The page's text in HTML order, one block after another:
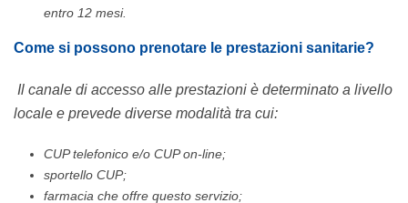
entro 12 mesi.
Come si possono prenotare le prestazioni sanitarie?
Il canale di accesso alle prestazioni è determinato a livello
locale e prevede diverse modalità tra cui:
CUP telefonico e/o CUP on-line;
sportello CUP;
farmacia che offre questo servizio;